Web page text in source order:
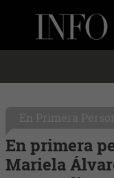
En primera
Mariela